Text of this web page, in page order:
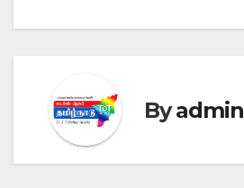
Byadmin